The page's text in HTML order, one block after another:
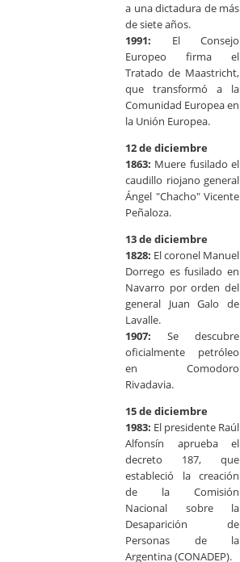
a una dictadura de más
de siete años.
1991: El Consejo
Europeo firma el
Tratado de Maastricht,
que transformó a la
Comunidad Europea en
la Unión Europea.
12 de diciembre
1863: Muere fusilado el
caudillo riojano general
Ángel "Chacho" Vicente
Peñaloza.
13 de diciembre
1828: El coronel Manuel
Dorrego es fusilado en
Navarro por orden del
general Juan Galo de
Lavalle.
1907: Se descubre
oficialmente petróleo
en Comodoro
Rivadavia.
15 de diciembre
1983: El presidente Raúl
Alfonsín aprueba el
decreto 187, que
estableció la creación
de la Comisión
Nacional sobre la
Desaparición de
Personas de la
Argentina (CONADEP).